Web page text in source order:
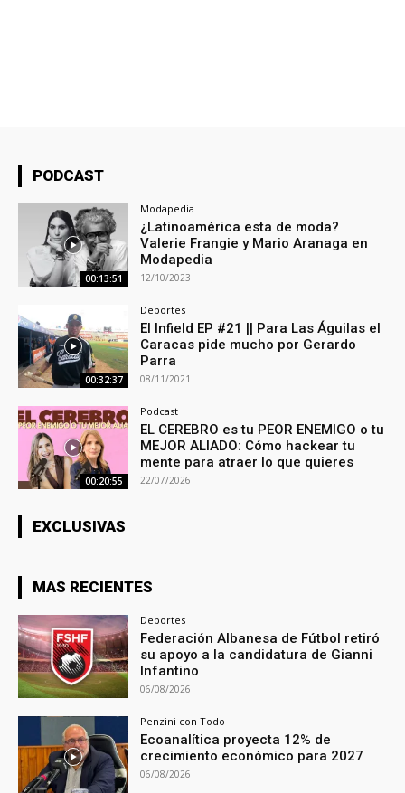
PODCAST
00:13:51
Modapedia
¿Latinoamérica esta de moda?
Valerie Frangie y Mario Aranaga en
Modapedia
12/10/2023
00:32:37
Deportes
El Infield EP #21 || Para Las Águilas el
Caracas pide mucho por Gerardo
Parra
08/11/2021
00:20:55
Podcast
EL CEREBRO es tu PEOR ENEMIGO o tu
MEJOR ALIADO: Cómo hackear tu
mente para atraer lo que quieres
22/07/2026
EXCLUSIVAS
MAS RECIENTES
Deportes
Federación Albanesa de Fútbol retiró
su apoyo a la candidatura de Gianni
Infantino
06/08/2026
Penzini con Todo
Ecoanalítica proyecta 12% de
crecimiento económico para 2027
06/08/2026